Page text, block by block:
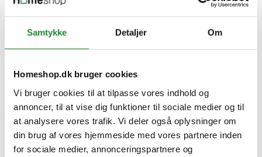
Samtykke Detaljer Om
Homeshop.dk bruger cookies
Vi bruger cookies til at tilpasse vores indhold og
annoncer, til at vise dig funktioner til sociale medier og til
at analysere vores trafik. Vi deler også oplysninger om
din brug af vores hjemmeside med vores partnere inden
for sociale medier, annonceringspartnere og
Ingen kundeanmeldelser for øjeblikket
BSTRD Tube Smoker Small